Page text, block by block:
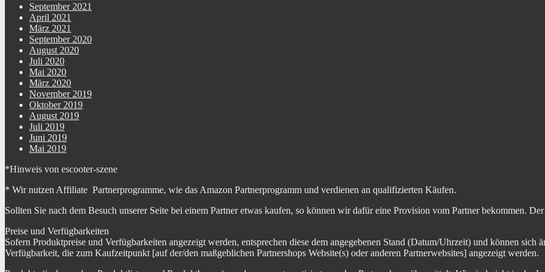
September 2021
April 2021
März 2021
September 2020
August 2020
Juli 2020
Mai 2020
März 2020
November 2019
Oktober 2019
August 2019
Juli 2019
Juni 2019
Mai 2019
*Hinweis von escooter-szene
* Wir nutzen Affiliate Partnerprogramme, wie das Amazon Partnerprogramm und verdienen an qualifizierten Käufen.
Sollten Sie nach dem Besuch unserer Seite bei einem Partner etwas kaufen, so können wir dafür eine Provision vom Partner bekommen.
Preise und Verfügbarkeiten
Sofern Produktpreise und Verfügbarkeiten angezeigt werden, entsprechen diese dem angegebenen Stand (Datum/Uhrzeit) und können
Verfügbarkeit, die zum Kaufzeitpunkt [auf der/den maßgeblichen Partnershops Website(s) oder anderen Partnerwebsites] angezeigt werden.